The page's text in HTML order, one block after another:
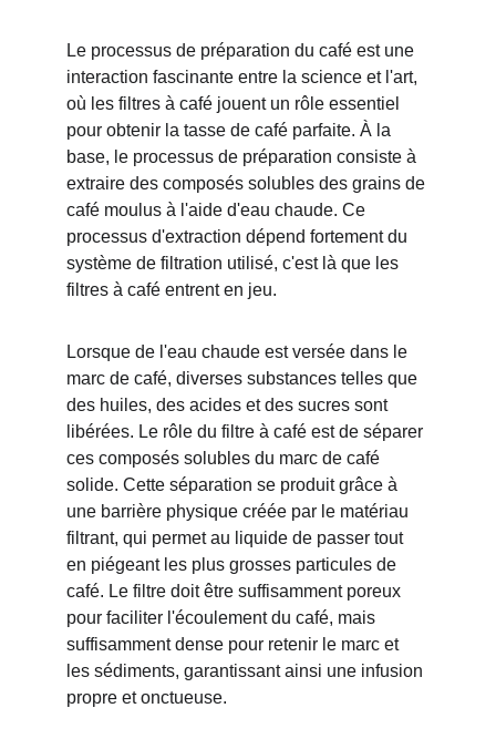
Le processus de préparation du café est une
interaction fascinante entre la science et l'art,
où les filtres à café jouent un rôle essentiel
pour obtenir la tasse de café parfaite. À la
base, le processus de préparation consiste à
extraire des composés solubles des grains de
café moulus à l'aide d'eau chaude. Ce
processus d'extraction dépend fortement du
système de filtration utilisé, c'est là que les
filtres à café entrent en jeu.
Lorsque de l'eau chaude est versée dans le
marc de café, diverses substances telles que
des huiles, des acides et des sucres sont
libérées. Le rôle du filtre à café est de séparer
ces composés solubles du marc de café
solide. Cette séparation se produit grâce à
une barrière physique créée par le matériau
filtrant, qui permet au liquide de passer tout
en piégeant les plus grosses particules de
café. Le filtre doit être suffisamment poreux
pour faciliter l'écoulement du café, mais
suffisamment dense pour retenir le marc et
les sédiments, garantissant ainsi une infusion
propre et onctueuse.